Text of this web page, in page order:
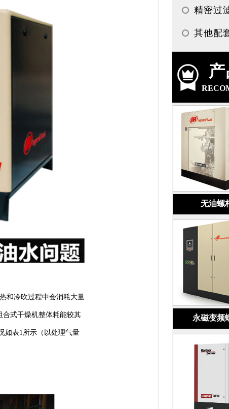
和冷吹过程中会消耗大量
合式干燥机整体耗能较其
如表1所示（以处理气量
精密过
其他配
无油螺
永磁变频